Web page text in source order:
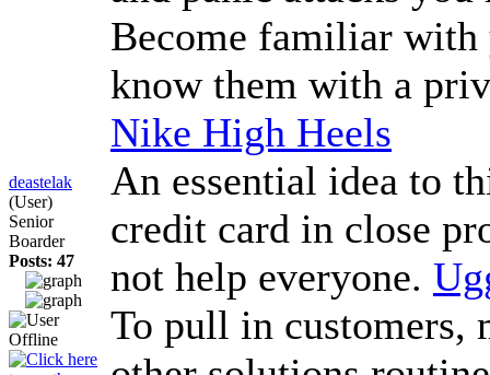
deastelak
(User)
Senior
Boarder
Posts: 47
Become familiar with
know them with a
Nike High Heels
An essential idea to
credit card in close
not help everyone.
To pull in customers,